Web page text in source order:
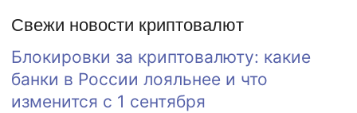
Свежи новости криптовалют
Блокировки за криптовалюту: какие
банки в России лояльнее и что
изменится с 1 сентября